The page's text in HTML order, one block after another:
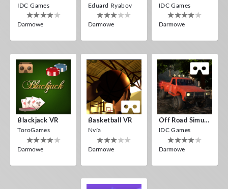
IDC Games
Darmowe
Eduard Ryabov
Darmowe
IDC Games
Darmowe
Blackjack VR
ToroGames
Darmowe
Basketball VR
Nvía
Darmowe
Off Road Simulator VR
IDC Games
Darmowe